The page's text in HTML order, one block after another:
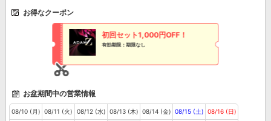
お得なクーポン
初回セット1,000円OFF！
有効期限：期限なし
お盆期間中の営業情報
08/10 (月) 08/11 (火) 08/12 (水) 08/13 (木) 08/14 (金) 08/15 (土) 08/16 (日)